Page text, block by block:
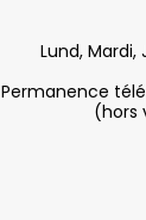
Lund, Mardi,
Permanence
(hors